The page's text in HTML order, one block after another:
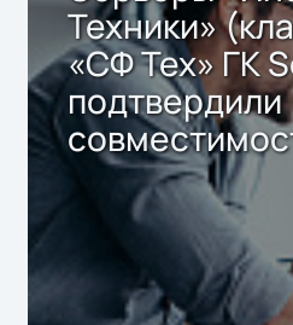
Техники»
«СФ Тех» ГК
подтвердили
решением
Storage 2.x для
хранения